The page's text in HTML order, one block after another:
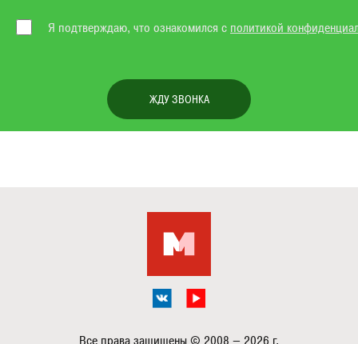
Я подтверждаю, что ознакомился с политикой
ЖДУ ЗВОНКА